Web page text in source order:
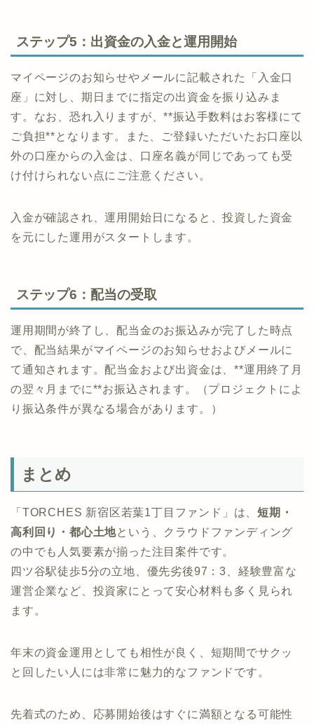
ステップ5：出資金の入金と運用開始
マイページのお知らせやメールに記載された「入金口
座」に対し、期日までに指定の出資金を振り込みま
す。なお、恐れ入りますが、**振込手数料はお客様にて
ご負担**となります。また、ご登録いただいたお口座以
外の口座からの入金は、口座名義が同じであっても受
け付けられない点にご注意ください。
入金が確認され、運用開始日になると、投資した資金
を元にした運用がスタートします。
ステップ6：配当の受取
運用期間が終了し、配当金のお振込みが完了した時点
で、配当結果がマイページのお知らせおよびメールに
て通知されます。配当金および出資金は、**運用終了月
の翌々月までに**お振込されます。（プロジェクトによ
り振込条件が異なる場合があります。）
まとめ
「TORCHES 新宿区若葉1丁目ファンド」は、短期・
高利回り・都心土地という、クラウドファンディング
の中でも人気要素が揃った注目案件です。
四ツ谷駅徒歩5分の立地、優先劣後97：3、経験豊富な
運営企業など、投資家にとって安心材料も多く見られ
ます。
年末の資金運用としても相性が良く、短期間でサクッ
と回したい人には非常に魅力的なファンドです。
先着式のため、応募開始後はすぐに満額となる可能性